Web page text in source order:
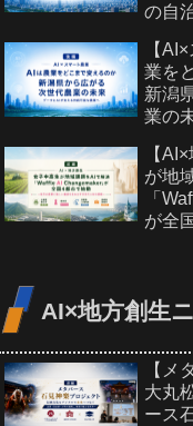
の自
【
業を
新潟
業の
【
が地
「
が全
AI×地方創生
【メ
大丸
ース